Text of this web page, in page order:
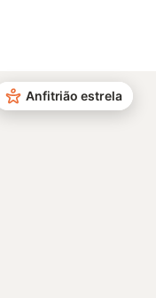
Anfitrião estrela